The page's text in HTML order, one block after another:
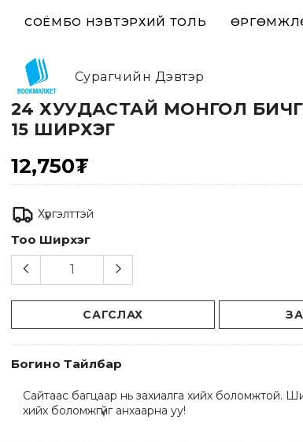
СОЁМБО НЭВТЭРХИЙ ТОЛЬ
Сурагчийн Дэвтэр
24 ХУУДАСТАЙ МОНГОЛ
15 ШИРХЭГ
12,750₮
Хүргэлттэй
Тоо Ширхэг
САГСЛАХ
Богино Тайлбар
Сайтаас багцаар нь захиалга хийх боломжтой.
хийх боломжгүйг анхаарна уу!